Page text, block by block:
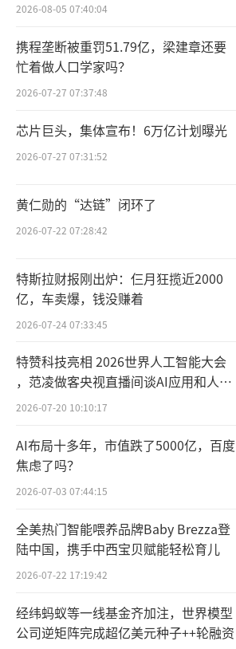
2026-08-05 07:40:04
携程垄断被重罚51.79亿，梁建章还要
忙着做人口学家吗？
2026-07-27 07:37:48
芯片巨头，集体宣布！6万亿计划曝光
2026-07-27 07:31:52
黄仁勋的“达链”闭环了
2026-07-22 07:28:42
特斯拉财报刚出炉：仨月狂揽近2000
亿，车卖爆，钱没赚着
2026-07-24 07:33:45
特赞科技亮相 2026世界人工智能大会
，范凌做客央视直播间谈AI应用和人机
关系
2026-07-20 10:10:17
AI布局十多年，市值跌了5000亿，百度
焦虑了吗？
2026-07-03 07:44:15
全美热门智能喂养品牌Baby Brezza登
陆中国，携手中西宝贝赋能轻松育儿
2026-07-22 17:19:42
经纬蚂蚁等一线基金齐加注，世界模型
公司逆矩阵完成超亿美元种子++轮融资